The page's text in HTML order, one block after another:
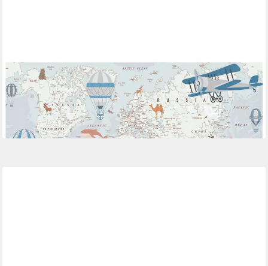
WALLARENA
Fototapete Weltkarte strapazierfähig lichtecht Kinderzimmer
416x254 cm, glatt, 254 x 184 cm
ab 49,99 €
lieferbar - in 4-5 Werktagen bei dir